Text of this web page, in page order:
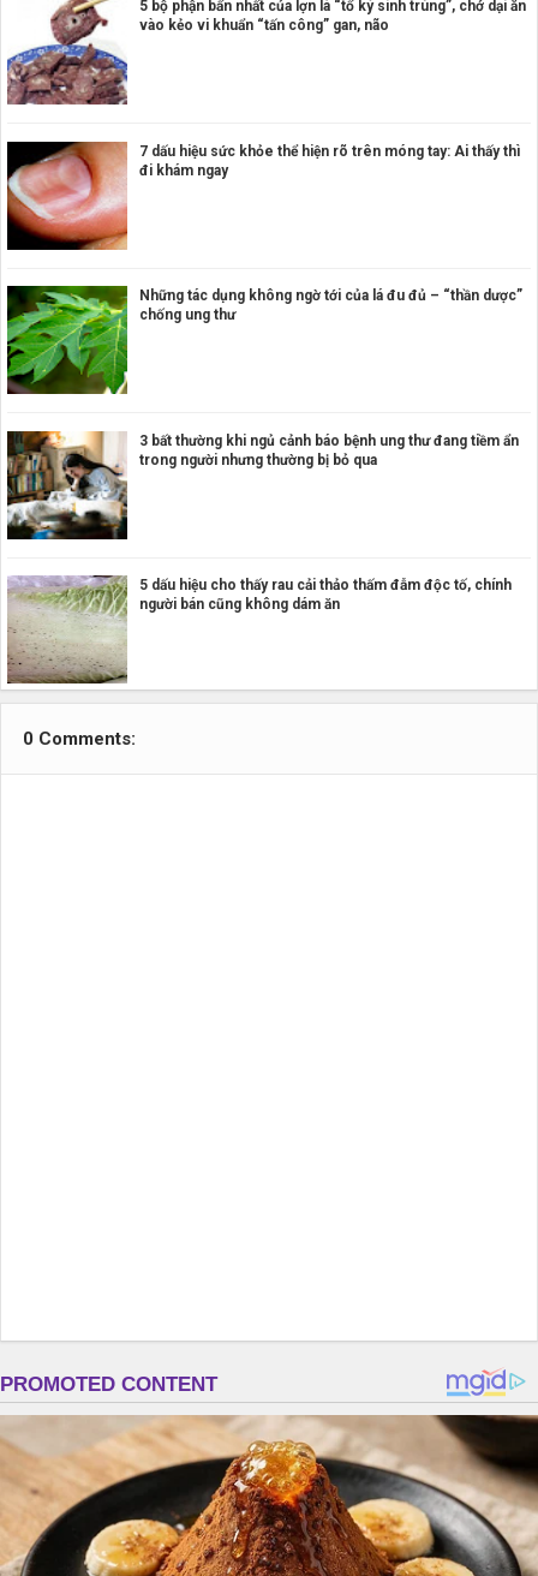
5 bộ phận bẩn nhất của lợn là “tổ ký sinh trùng”, chớ dại ăn
vào kẻo vi khuẩn “tấn công” gan, não
7 dấu hiệu sức khỏe thể hiện rõ trên móng tay: Ai thấy thì
đi khám ngay
Những tác dụng không ngờ tới của lá đu đủ – “thần dược”
chống ung thư
3 bất thường khi ngủ cảnh báo bệnh ung thư đang tiềm ẩn
trong người nhưng thường bị bỏ qua
5 dấu hiệu cho thấy rau cải thảo thấm đẫm độc tố, chính
người bán cũng không dám ăn
0 Comments: